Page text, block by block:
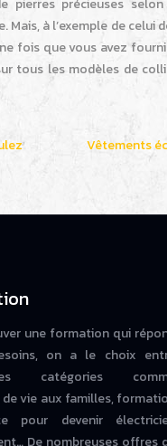
précieuses
à l’exemple de celui
fois que vous avez
tous les modèles de
Vêtements
une formation qui
on a le choix
catégories
vie aux familles,
pour devenir
De nombreuses offres